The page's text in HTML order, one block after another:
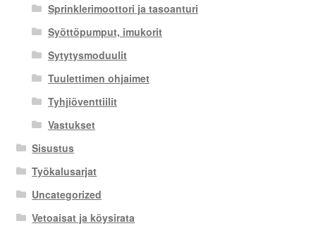
Sprinklerimoottori ja tasoanturi
Syöttöpumput, imukorit
Sytytysmoduulit
Tuulettimen ohjaimet
Tyhjiöventtiilit
Vastukset
Sisustus
Työkalusarjat
Uncategorized
Vetoaisat ja köysirata